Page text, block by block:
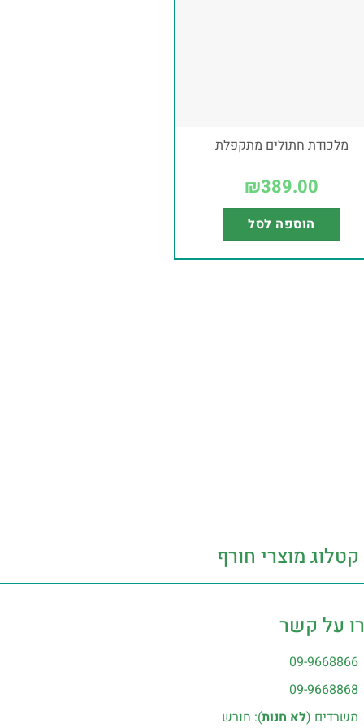
מלכודת חתולים מתקפלת
₪389.00
הוספה לסל
קטלוג מוצרי חורף
על קשר
09-9668866
09-9668868
משרדים (לא חנות): חורש